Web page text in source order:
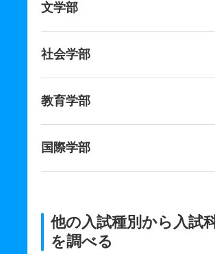
文学部
社会学部
教育学部
国際学部
他の入試種別から入試
を調べる